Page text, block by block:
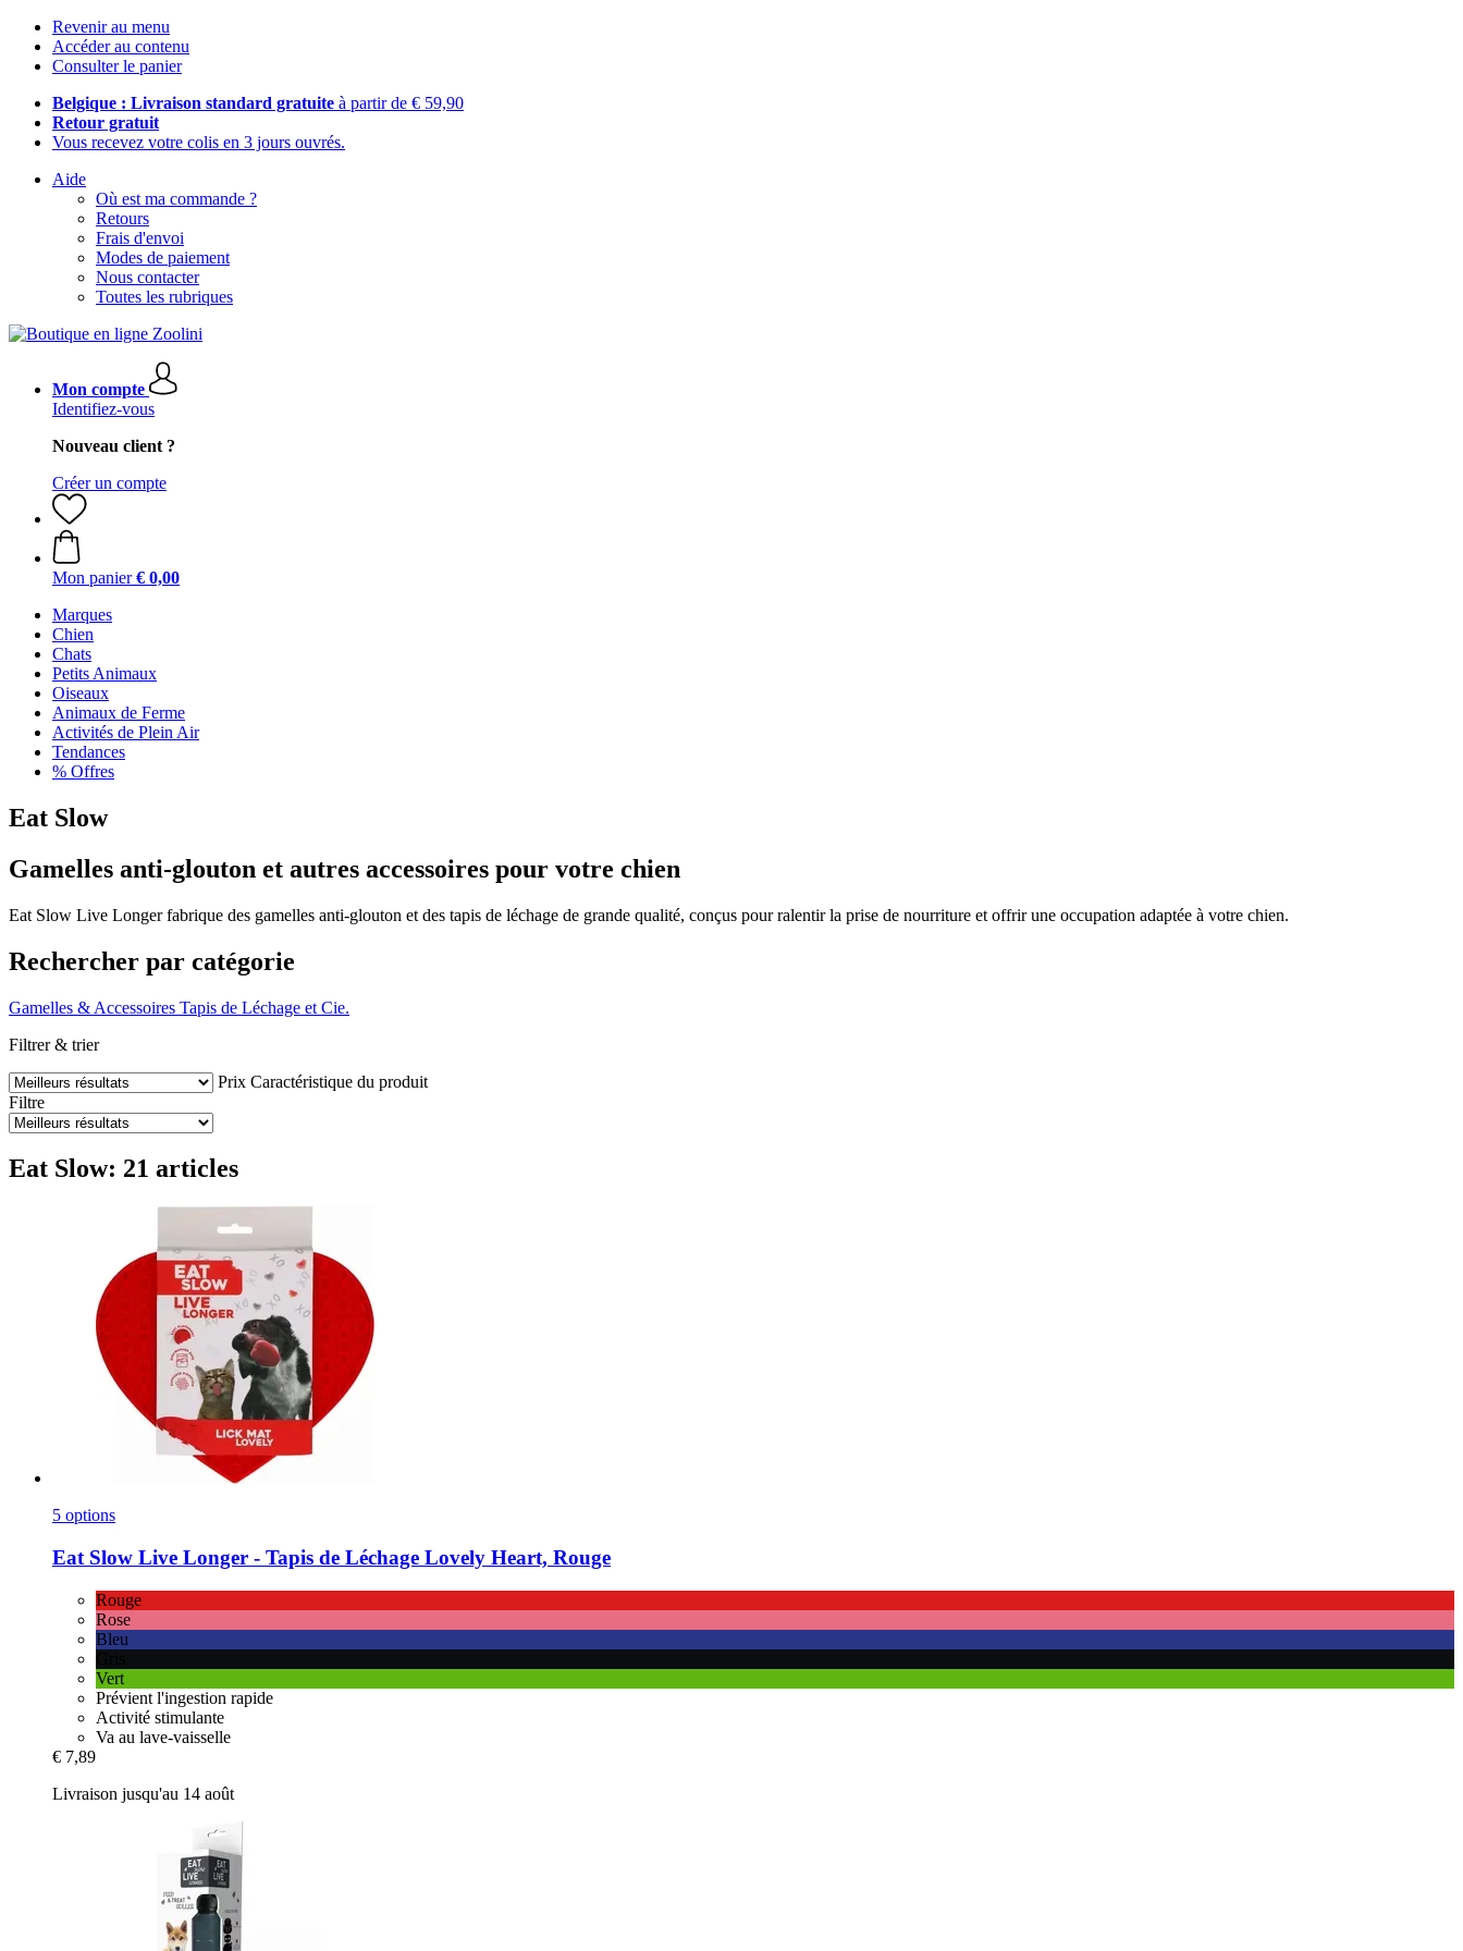
Revenir au menu
Accéder au contenu
Consulter le panier
Belgique : Livraison standard gratuite à partir de € 59,90
Retour gratuit
Vous recevez votre colis en 3 jours ouvrés.
Aide
Où est ma commande ?
Retours
Frais d'envoi
Modes de paiement
Nous contacter
Toutes les rubriques
Mon compte
Identifiez-vous
Nouveau client ?
Créer un compte
Mon panier € 0,00
Marques
Chien
Chats
Petits Animaux
Oiseaux
Animaux de Ferme
Activités de Plein Air
Tendances
% Offres
Eat Slow
Gamelles anti-glouton et autres accessoires pour votre chien
Eat Slow Live Longer fabrique des gamelles anti-glouton et des tapis de léchage de grande qualité, conçus pour ralentir la prise de nourriture et offrir une occupation adaptée à votre chien.
Rechercher par catégorie
Gamelles & Accessoires Tapis de Léchage et Cie.
Filtrer & trier
Prix Caractéristique du produit
Filtre
Eat Slow: 21 articles
5 options
Eat Slow Live Longer -​ Tapis de Léchage Lovely Heart, Rouge
Rouge
Rose
Bleu
Vert
Prévient l'ingestion rapide
Activité stimulante
Va au lave-vaisselle
€ 7,89
Livraison jusqu'au 14 août